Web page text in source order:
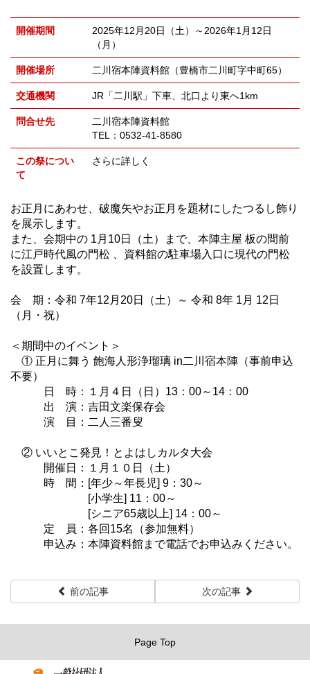
開催期間
2025年12月20日（土）～2026年1月12日
（月）
開催場所 二川宿本陣資料館（豊橋市二川町字中町65）
交通機関 JR「二川駅」下車、北口より東へ1km
問合せ先
二川宿本陣資料館
TEL：0532-41-8580
この祭につい
て
さらに詳しく
お正月にあわせ、破魔矢やお正月を題材にしたつるし飾り
を展示します。
また、会期中の 1月10日（土）まで、本陣主屋 板の間前
に江戸時代風の門松 、資料館の駐車場入口に現代の門松
を設置します。
会 期：令和 7年12月20日（土）～ 令和 8年 1月 12日
（月・祝）
＜期間中のイベント＞
① 正月に舞う 飽海人形浄瑠璃 in二川宿本陣（事前申込
不要）
日 時：１月４日（日）13：00～14：00
出 演：吉田文楽保存会
演 目：二人三番叟
② いいとこ発見！とよはしカルタ大会
開催日：１月１０日（土）
時 間：[年少～年長児] 9：30～
[小学生] 11：00～
[シニア65歳以上] 14：00～
定 員：各回15名（参加無料）
申込み：本陣資料館まで電話でお申込みください。
前の記事 次の記事
Page Top